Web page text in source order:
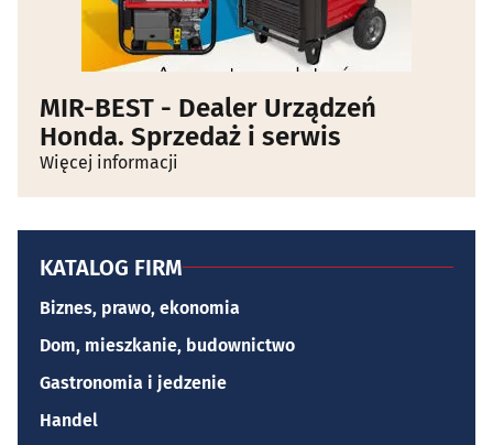
MIR-BEST - Dealer Urządzeń
Honda. Sprzedaż i serwis
Więcej informacji
KATALOG FIRM
Biznes, prawo, ekonomia
Dom, mieszkanie, budownictwo
Gastronomia i jedzenie
Handel